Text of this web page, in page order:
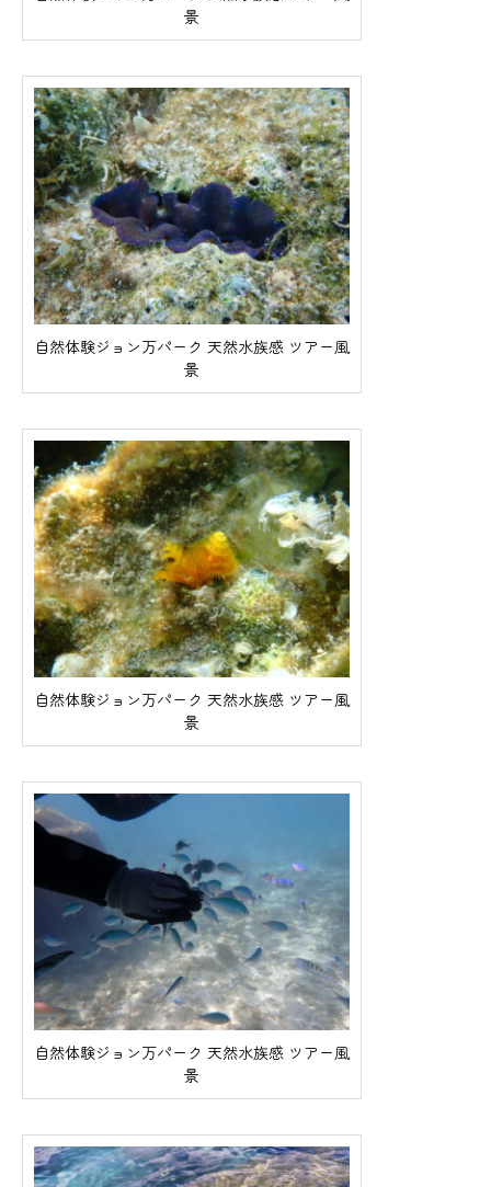
景
自然体験ジョン万パーク 天然水族感 ツアー風
景
自然体験ジョン万パーク 天然水族感 ツアー風
景
自然体験ジョン万パーク 天然水族感 ツアー風
景